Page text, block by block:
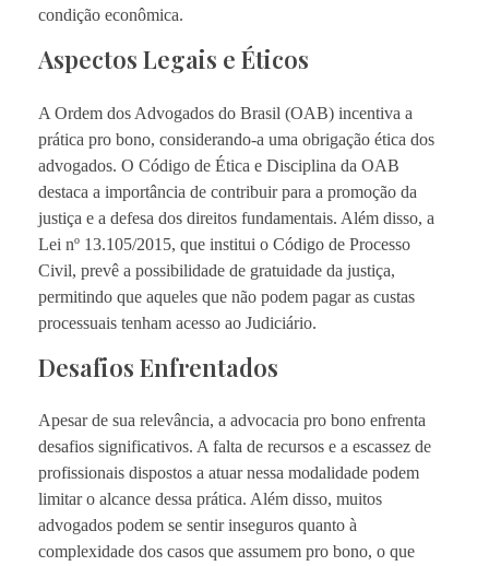
condição econômica.
Aspectos Legais e Éticos
A Ordem dos Advogados do Brasil (OAB) incentiva a
prática pro bono, considerando-a uma obrigação ética dos
advogados. O Código de Ética e Disciplina da OAB
destaca a importância de contribuir para a promoção da
justiça e a defesa dos direitos fundamentais. Além disso, a
Lei nº 13.105/2015, que institui o Código de Processo
Civil, prevê a possibilidade de gratuidade da justiça,
permitindo que aqueles que não podem pagar as custas
processuais tenham acesso ao Judiciário.
Desafios Enfrentados
Apesar de sua relevância, a advocacia pro bono enfrenta
desafios significativos. A falta de recursos e a escassez de
profissionais dispostos a atuar nessa modalidade podem
limitar o alcance dessa prática. Além disso, muitos
advogados podem se sentir inseguros quanto à
complexidade dos casos que assumem pro bono, o que